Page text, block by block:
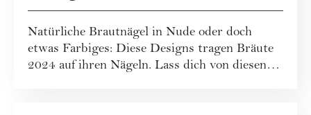
Hochzeitsnägel
Natürliche Brautnägel in Nude oder doch
etwas Farbiges: Diese Designs tragen Bräute
2024 auf ihren Nägeln. Lass dich von diesen